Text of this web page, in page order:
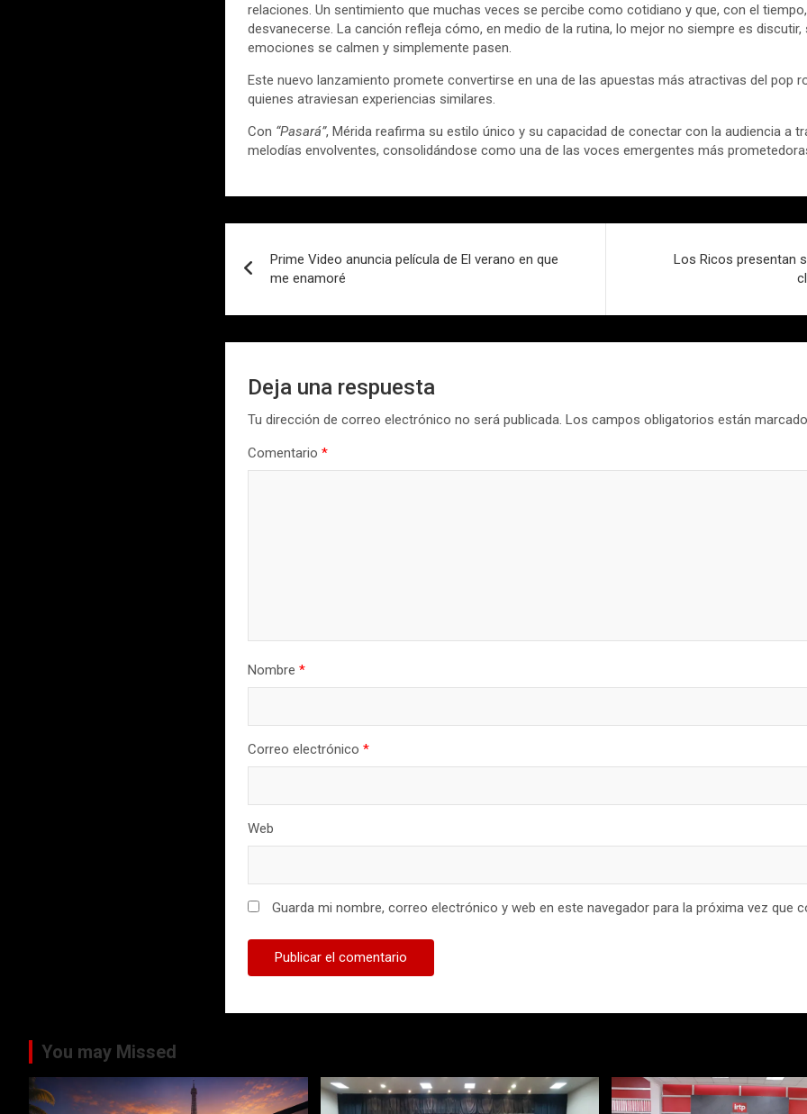
relaciones. Un sentimiento que muchas veces se percibe como cotidiano y que, con el
desvanecerse. La canción refleja cómo, en medio de la rutina, lo mejor no siempre es discutir,
emociones se calmen y simplemente pasen.
Este nuevo lanzamiento promete convertirse en una de las apuestas más atractivas del pop
quienes atraviesan experiencias similares.
Con “Pasará”, Mérida reafirma su estilo único y su capacidad de conectar con la audiencia a
melodías envolventes, consolidándose como una de las voces emergentes más
de
entradas
Prime Video anuncia película de El verano en que
me enamoré
Los Ricos presentan
Deja una respuesta
Tu dirección de correo electrónico no será publicada. Los campos obligatorios están
Comentario*
Nombre*
Correo electrónico*
Web
Guarda mi nombre, correo electrónico y web en este navegador para la próxima vez que
You may Missed